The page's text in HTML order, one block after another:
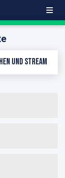
und Stream